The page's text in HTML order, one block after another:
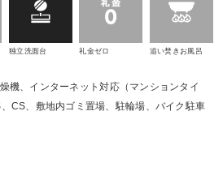
独立洗面台 礼金ゼロ 追い焚きお風呂
機、インターネット対応（マンションタイ
CS、敷地内ゴミ置場、駐輪場、バイク駐車